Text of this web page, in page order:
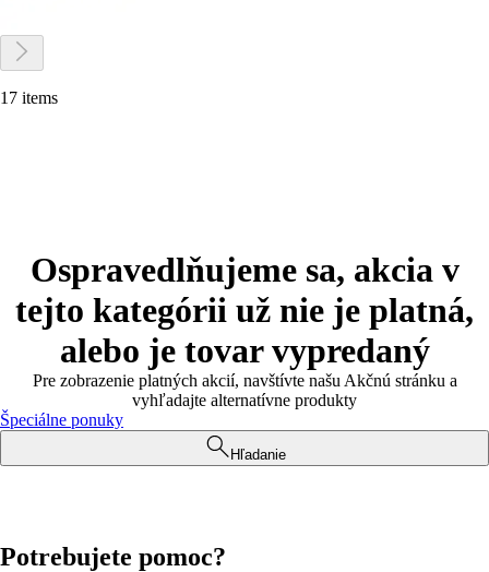
17 items
Ospravedlňujeme sa, akcia v
tejto kategórii už nie je platná,
alebo je tovar vypredaný
Pre zobrazenie platných akcií, navštívte našu Akčnú stránku a
vyhľadajte alternatívne produkty
Špeciálne ponuky
Hľadanie
Potrebujete pomoc?